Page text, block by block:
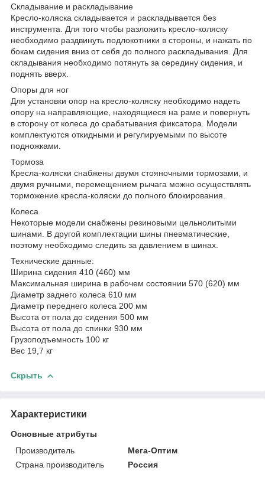
Складывание и раскладывание
Кресло-коляска складывается и раскладывается без
инструмента. Для того чтобы разложить кресло-коляску
необходимо раздвинуть подлокотники в стороны, и нажать по
бокам сидения вниз от себя до полного раскладывания. Для
складывания необходимо потянуть за середину сидения, и
поднять вверх.
Опоры для ног
Для установки опор на кресло-коляску необходимо надеть
опору на направляющие, находящиеся на раме и повернуть
в сторону от колеса до срабатывания фиксатора. Модели
комплектуются откидными и регулируемыми по высоте
подножками.
Тормоза
Кресла-коляски снабжены двумя стояночными тормозами, и
двумя ручными, перемещением рычага можно осуществлять
торможение кресла-коляски до полного блокирования.
Колеса
Некоторые модели снабжены резиновыми цельнолитыми
шинами. В другой комплектации шины пневматические,
поэтому необходимо следить за давлением в шинах.
Технические данные:
Ширина сидения 410 (460) мм
Максимальная ширина в рабочем состоянии 570 (620) мм
Диаметр заднего колеса 610 мм
Диаметр переднего колеса 200 мм
Высота от пола до сидения 500 мм
Высота от пола до спинки 930 мм
Грузоподъемность 100 кг
Вес 19,7 кг
Скрыть
Характеристики
Основные атрибуты
Производитель
Мега-Оптим
Страна производитель
Россия